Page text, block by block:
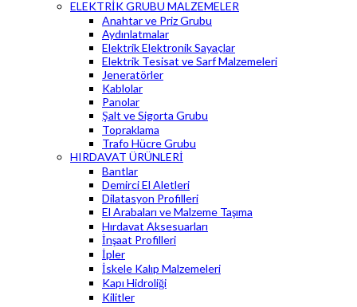
ELEKTRİK GRUBU MALZEMELER
Anahtar ve Priz Grubu
Aydınlatmalar
Elektrik Elektronik Sayaçlar
Elektrik Tesisat ve Sarf Malzemeleri
Jeneratörler
Kablolar
Panolar
Şalt ve Sigorta Grubu
Topraklama
Trafo Hücre Grubu
HIRDAVAT ÜRÜNLERİ
Bantlar
Demirci El Aletleri
Dilatasyon Profilleri
El Arabaları ve Malzeme Taşıma
Hırdavat Aksesuarları
İnşaat Profilleri
İpler
İskele Kalıp Malzemeleri
Kapı Hidroliği
Kilitler